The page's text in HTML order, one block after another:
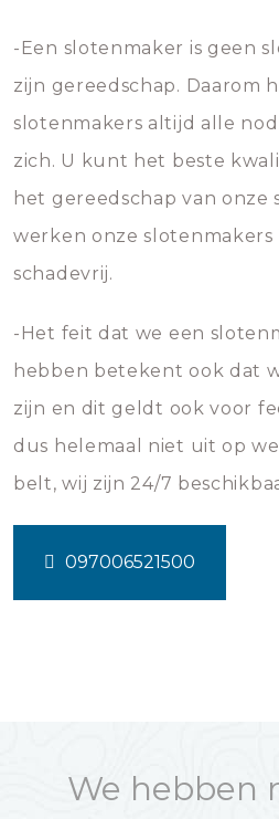
-Een slotenmaker is geen
zijn gereedschap. Daarom
slotenmakers altijd alle
zich. U kunt het beste
het gereedschap van onze
werken onze slotenmakers
schadevrij.
-Het feit dat we een
hebben betekent ook dat
zijn en dit geldt ook voor
dus helemaal niet uit op
belt, wij zijn 24/7
097006521500
We hebben